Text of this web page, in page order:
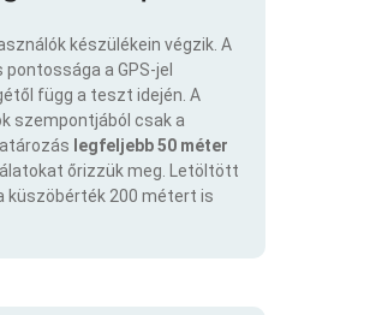
készülékein végzik. A
a GPS-jel
függ a teszt idején. A
szempontjából csak a
legfeljebb 50 méter
őrizzük meg. Letöltött
küszöbérték 200 métert is